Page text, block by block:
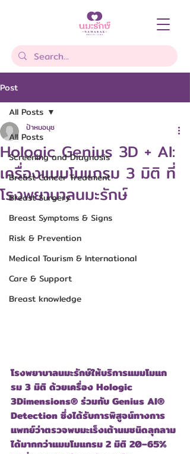
Post
All Posts
Screening and Diagnosis
Breast Cancer Treatment
Breast Surgery
Breast Symptoms & Signs
Risk & Prevention
Medical Tourism & International
Care & Support
Breast knowledge
All Posts
Hologic Genius 3D + AI:
เครื่องแมมโมแกรม 3 มิติ ที่
โรงพยาบาลนมะรักษ์
ป้าหมอนุช
โรงพยาบาลนมะรักษ์ให้บริการแมมโมแก
รม 3 มิติ ด้วยเครื่อง Hologic
3Dimensions® ร่วมกับ Genius AI®
Detection ซึ่งได้รับการพิสูจน์ทางการ
แพทย์ว่าตรวจพบมะเร็งเต้านมชนิดลุกลาม
ได้มากกว่าแมมโมแกรม 2 มิติ 20–65%